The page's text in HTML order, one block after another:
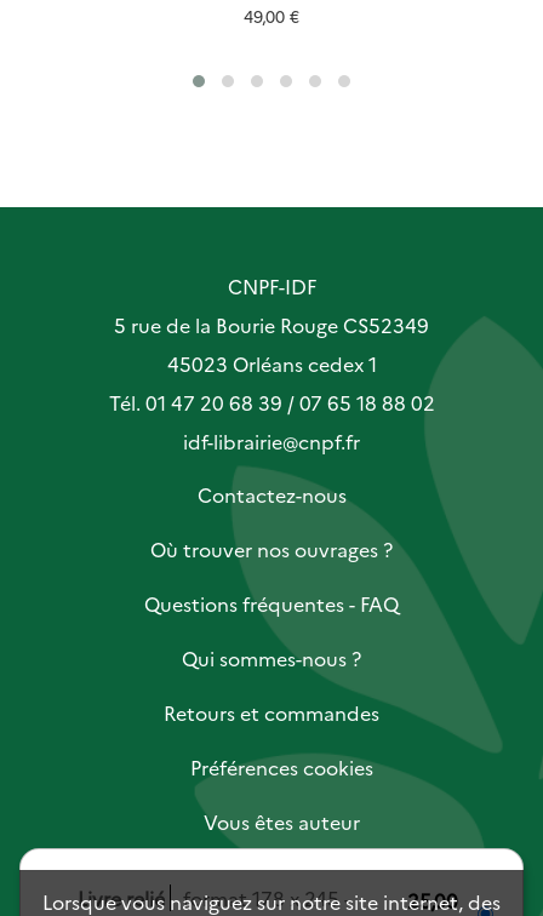
Lorsque vous naviguez sur notre site internet, des
Livre relié format 178 x 245
25,00
49,00 €
CNPF-IDF
5 rue de la Bourie Rouge CS52349
45023 Orléans cedex 1
Tél. 01 47 20 68 39 / 07 65 18 88 02
idf-librairie@cnpf.fr
Contactez-nous
Où trouver nos ouvrages ?
Questions fréquentes - FAQ
Qui sommes-nous ?
Retours et commandes
Préférences cookies
Vous êtes auteur
Vous êtes libraire